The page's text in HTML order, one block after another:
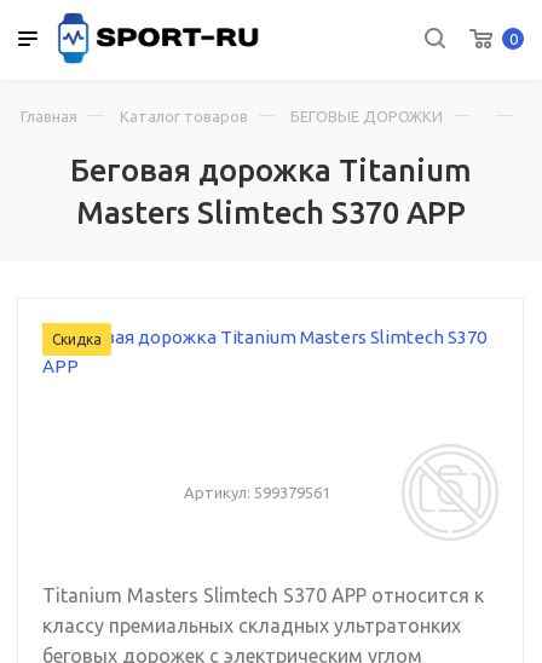
0
Беговая дорожка Titanium
Masters Slimtech S370 APP
Главная Каталог товаров БЕГОВЫЕ ДОРОЖКИ
Скидка
Артикул: 599379561
Titanium Masters Slimtech S370 APP относится к
классу премиальных складных ультратонких
беговых дорожек с электрическим углом